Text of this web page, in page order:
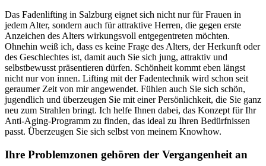
Das Fadenlifting in Salzburg eignet sich nicht nur für Frauen in
jedem Alter, sondern auch für attraktive Herren, die gegen erste
Anzeichen des Alters wirkungsvoll entgegentreten möchten.
Ohnehin weiß ich, dass es keine Frage des Alters, der Herkunft oder
des Geschlechtes ist, damit auch Sie sich jung, attraktiv und
selbstbewusst präsentieren dürfen. Schönheit kommt eben längst
nicht nur von innen. Lifting mit der Fadentechnik wird schon seit
geraumer Zeit von mir angewendet. Fühlen auch Sie sich schön,
jugendlich und überzeugen Sie mit einer Persönlichkeit, die Sie ganz
neu zum Strahlen bringt. Ich helfe Ihnen dabei, das Konzept für Ihr
Anti-Aging-Programm zu finden, das ideal zu Ihren Bedürfnissen
passt. Überzeugen Sie sich selbst von meinem Knowhow.
Ihre Problemzonen gehören der Vergangenheit an